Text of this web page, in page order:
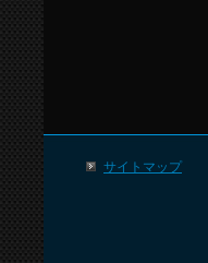
サイトマップ